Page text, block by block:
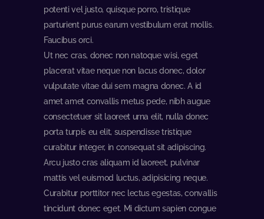
potenti vel justo, quisque porro, tristique
parturient purus earum vestibulum erat mollis.
Faucibus orci.
Ut nec cras, donec non natoque wisi, eget
placerat vitae neque non lacus donec, dolor
vulputate vitae dui sem magna donec. A id
amet amet convallis metus pede, nibh augue
consectetuer sit laoreet urna elit, nulla donec
porta turpis eu elit, suspendisse tristique
curabitur integer, in consequat sit adipiscing.
Arcu justo cras aliquam id laoreet, pulvinar
mattis vel euismod luctus, adipisicing neque.
Curabitur porttitor nec lectus egestas, convallis
tincidunt donec eget. Mi dictum sapien congue